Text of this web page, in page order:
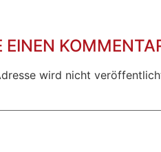
EINEN
wird nicht